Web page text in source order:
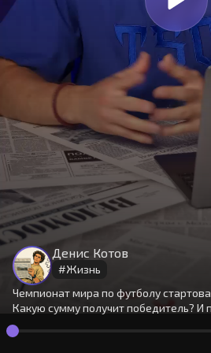
Денис Котов
#Жизнь
Чемпионат мира по футболу стартовал Где проходит
Какую сумму получит победитель? И
На сайте используются cookies.
Продолжая использовать сайт,
вы принимаете